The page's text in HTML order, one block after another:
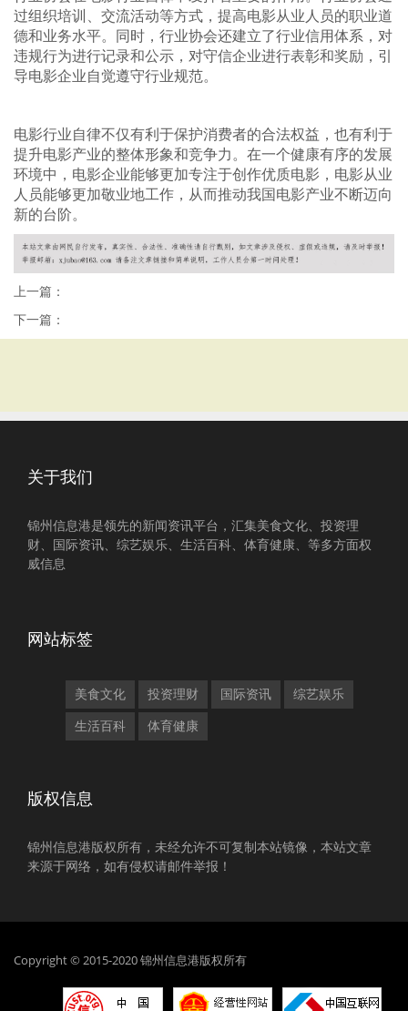
过组织培训、交流活动等方式，提高电影从业人员的职业道
德和业务水平。同时，行业协会还建立了行业信用体系，对
违规行为进行记录和公示，对守信企业进行表彰和奖励，引
导电影企业自觉遵守行业规范。
电影行业自律不仅有利于保护消费者的合法权益，也有利于
提升电影产业的整体形象和竞争力。在一个健康有序的发展
环境中，电影企业能够更加专注于创作优质电影，电影从业
人员能够更加敬业地工作，从而推动我国电影产业不断迈向
新的台阶。
上一篇：
下一篇：
关于我们
锦州信息港是领先的新闻资讯平台，汇集美食文化、投资理
财、国际资讯、综艺娱乐、生活百科、体育健康、等多方面权
威信息
网站标签
美食文化 投资理财 国际资讯 综艺娱乐
生活百科 体育健康
版权信息
锦州信息港版权所有，未经允许不可复制本站镜像，本站文章
来源于网络，如有侵权请邮件举报！
Copyright © 2015-2020 锦州信息港版权所有